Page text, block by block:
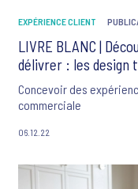
EXPÉRIENCE CLIENT
LIVRE BLANC |
délivrer : les design
Concevoir des
commerciale
06.12.22